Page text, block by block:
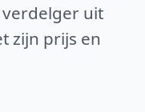
uit
zijn prijs en